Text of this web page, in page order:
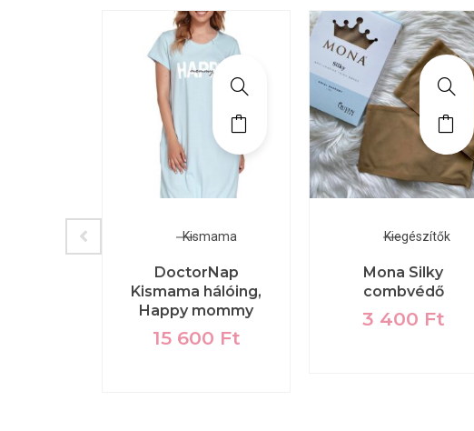
Kismama
DoctorNap
Kismama hálóing,
Happy mommy
15 600 Ft
Kiegészítők
Mona Silky
combvédő
3 400 Ft